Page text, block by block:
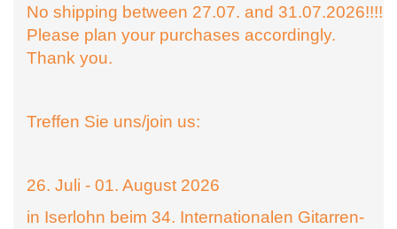
No shipping between 27.07. and 31.07.2026!!!!
Please plan your purchases accordingly.
Thank you.
Treffen Sie uns/join us:
26. Juli - 01. August 2026
in Iserlohn beim 34. Internationalen Gitarren-